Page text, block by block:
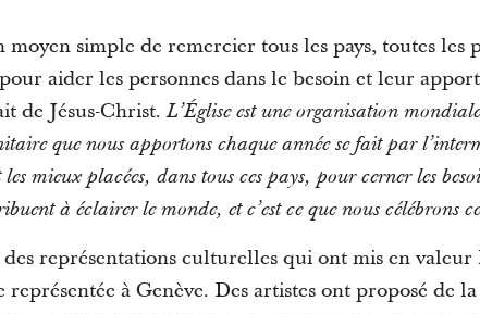
simple de remercier tous les pays, toutes les
aider les personnes dans le besoin et leur
de Jésus-Christ.L’Église est une organisation
que nous apportons chaque année se fait par
mieux placées, dans tous ces pays, pour cerner les
à éclairer le monde, et c’est ce que nous célébrons
représentations culturelles qui ont mis en
à Genève. Des artistes ont proposé de